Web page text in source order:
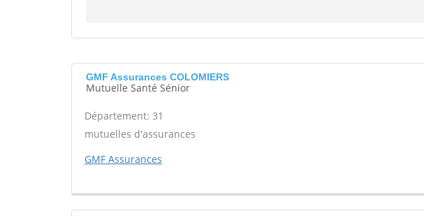
GMF Assurances COLOMIERS
Mutuelle Santé Sénior
Département: 31
mutuelles d'assurances
GMF Assurances